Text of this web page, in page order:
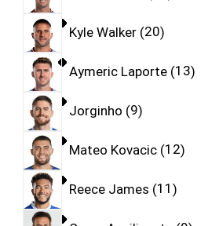
Kyle Walker 20
Aymeric Laporte 13
Jorginho 9
Mateo Kovacic 12
Reece James 11